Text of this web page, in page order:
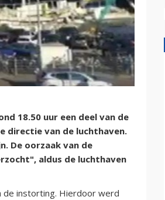
18.50 uur een deel van de
directie van de luchthaven.
De oorzaak van de
aldus de luchthaven
de instorting. Hierdoor werd